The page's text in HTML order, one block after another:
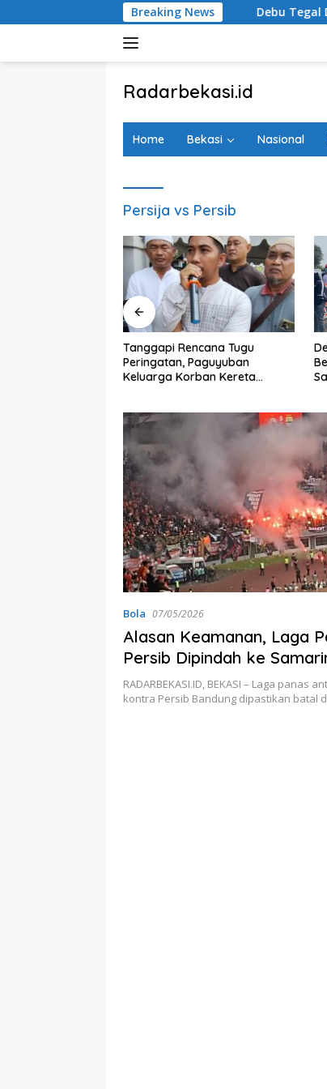
ke
Breaking NewsDebu Tegal Danas
Radarbekasi.id
Bekasi
Home Bekasi Nasional
Persija vs Persib
Tanggapi Rencana Tugu
Peringatan, Paguyuban
Keluarga Korban Kereta
Lebih Dulu
Bola 07/05/2026
Alasan Keamanan, Laga
Persib Dipindah ke
RADARBEKASI.ID, BEKASI – Laga panas
kontra Persib Bandung dipastikan batal